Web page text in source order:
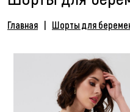
Главная Шорты для